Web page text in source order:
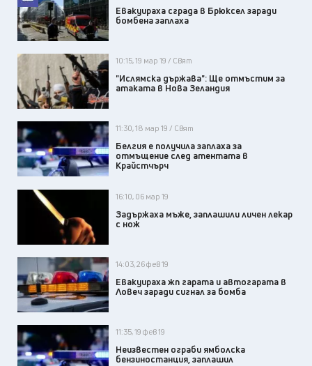
Евакуираха сграда в Брюксел заради
бомбена заплаха
10:15, 19 мар 19 / Свят
"Ислямска държава": Ще отмъстим за
атаката в Нова Зеландия
11:30, 18 мар 19 / Свят
Белгия е получила заплаха за
отмъщение след атентата в
Крайстчърч
16:10, 06 мар 19
Задържаха мъже, заплашили личен лекар
с нож
14:03, 26 фев 19
Евакуираха жп гарата и автогарата в
Ловеч заради сигнал за бомба
11:35, 19 фев 19
Неизвестен ограби ямболска
бензиностанция, заплашил